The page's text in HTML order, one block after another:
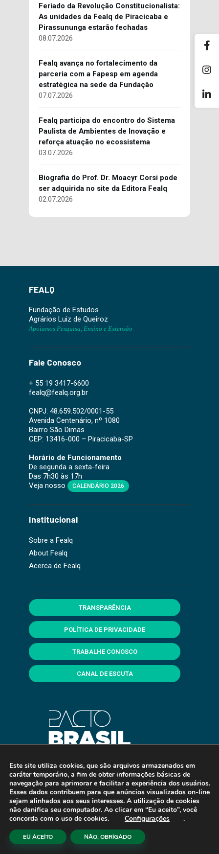
Feriado da Revolução Constitucionalista:
As unidades da Fealq de Piracicaba e
Pirassununga estarão fechadas
08.07.2026
Fealq avança no fortalecimento da
parceria com a Fapesp em agenda
estratégica na sede da Fundação
07.07.2026
Fealq participa do encontro do Sistema
Paulista de Ambientes de Inovação e
reforça atuação no ecossistema
03.07.2026
Biografia do Prof. Dr. Moacyr Corsi pode
ser adquirida no site da Editora Fealq
02.07.2026
FEALQ
Fundação de Estudos
Agrários Luiz de Queiroz
Apoiamos Pesquisa, Ensino e Extensão
Fale Conosco
+ 55 19 3417-6600
fealq@fealq.org.br
CNPJ: 48.659.502/0001-55
Avenida Centenário, nº 1080
Bairro São Dimas
CEP: 13416-000 – Piracicaba-SP
Horário de Funcionamento
De segunda a sexta-feira
Das 7h30 às 17h
Veja nosso
CALENDÁRIO 2026
Institucional
Sobre a Fealq
About Fealq
Acerca de Fealq
TRANSPARÊNCIA
POLÍTICA DE PRIVACIDADE
TRABALHE CONOSCO
CANAL DE ESCUTA
Copyright © 2026 Fealq. Desenvolvido e Hospedado por
eCliente Tecnologia
Este site utiliza cookies, que são arquivos armazenados em
caráter temporário, a fim de obter informações básicas de
navegação para aprimorar e facilitar a experiência dos usuários.
Esses dados contribuem para que anúncios visualizados on-line
sejam alinhados aos seus interesses. A utilização de cookies
não danifica seu computador. Ao clicar em “Eu aceito”, você
concorda com o uso de cookies.
Configurações .
EU ACEITO NÃO, OBRIGADO